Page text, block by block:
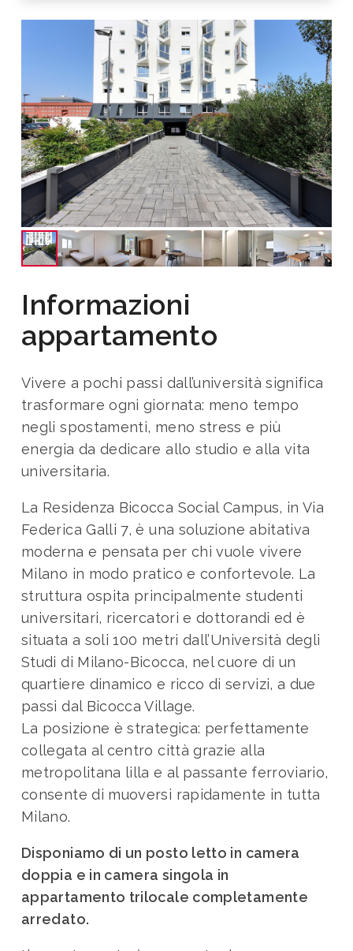
Informazioni
appartamento
Vivere a pochi passi dall’università significa
trasformare ogni giornata: meno tempo
negli spostamenti, meno stress e più
energia da dedicare allo studio e alla vita
universitaria.
La Residenza Bicocca Social Campus, in Via
Federica Galli 7, è una soluzione abitativa
moderna e pensata per chi vuole vivere
Milano in modo pratico e confortevole. La
struttura ospita principalmente studenti
universitari, ricercatori e dottorandi ed è
situata a soli 100 metri dall’Università degli
Studi di Milano-Bicocca, nel cuore di un
quartiere dinamico e ricco di servizi, a due
passi dal Bicocca Village.
La posizione è strategica: perfettamente
collegata al centro città grazie alla
metropolitana lilla e al passante ferroviario,
consente di muoversi rapidamente in tutta
Milano.
Disponiamo di un posto letto in camera
doppia e in camera singola in
appartamento trilocale completamente
arredato.